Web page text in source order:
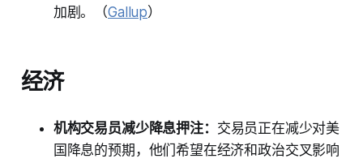
加剧。（Gallup）
经济
机构交易员减少降息押注： 交易员正在减少对美
国降息的预期，他们希望在经济和政治交叉影响